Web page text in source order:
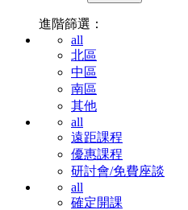
進階篩選：
all
北區
中區
南區
其他
all
遠距課程
優惠課程
研討會/免費座談
all
確定開課